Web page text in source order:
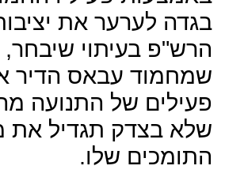
בגדה לערער את
הרש"פ בעיתוי
שמחמוד עבאס הדיר
פעילים של התנועה
שלא בצדק תגדיל את
התומכים שלו.